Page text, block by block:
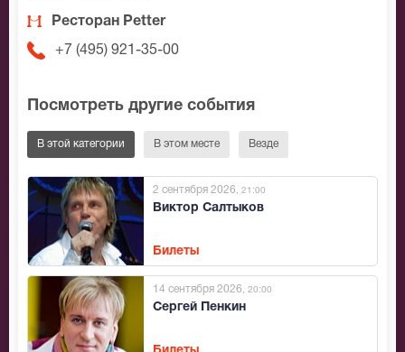
Ресторан Petter
+7 (495) 921-35-00
Посмотреть другие события
В этой категории В этом месте Везде
Виктор Салтыков
2 сентября 2026 , 21:00
Билеты
Сергей Пенкин
14 сентября 2026 , 20:00